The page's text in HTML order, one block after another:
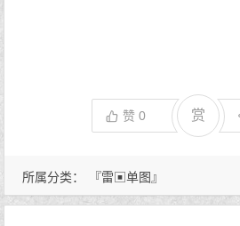
所属分类： 『雷▣单图』
赞 0 赏